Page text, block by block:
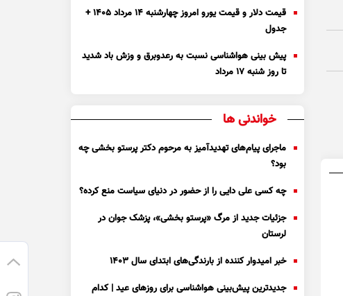
قیمت دلار و قیمت یورو امروز چهارشنبه ۱۴ مرداد ۱۴۰۵ +
جدول
پیش بینی هواشناسی نسبت به رعدوبرق و وزش باد شدید
تا روز شنبه ۱۷ مرداد
خواندنی ها
ماجرای پیام‌های تهدیدآمیز به مرحوم دکتر پرستو بخشی چه
بود؟
چه کسی علی دایی را از حضور در دنیای سیاست منع کرده؟
جزئیات جدید از مرگ «پرستو بخشی»، پزشک جوان در
لرستان
خبر امیدوار کننده از بارندگی‌های ابتدای سال ۱۴۰۳
جدیدترین پیش‌بینی هواشناسی برای روزهای عید | کدام